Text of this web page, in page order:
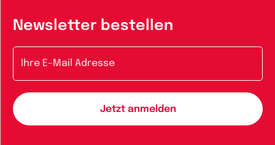
Newsletter bestellen